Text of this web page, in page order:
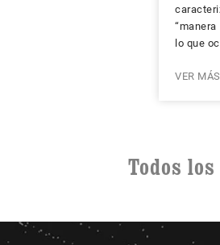
lo que
VER MÁS
Todos